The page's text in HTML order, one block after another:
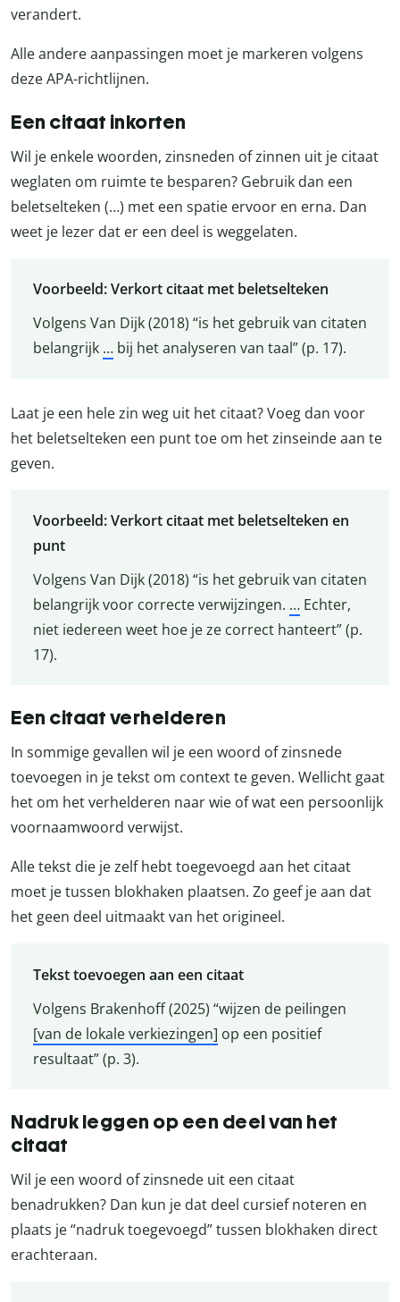
verandert.
Alle andere aanpassingen moet je markeren volgens
deze APA-richtlijnen.
Een citaat inkorten
Wil je enkele woorden, zinsneden of zinnen uit je citaat
weglaten om ruimte te besparen? Gebruik dan een
beletselteken (…) met een spatie ervoor en erna. Dan
weet je lezer dat er een deel is weggelaten.
Voorbeeld: Verkort citaat met beletselteken
Volgens Van Dijk (2018) “is het gebruik van citaten
belangrijk …bij het analyseren van taal” (p. 17).
Laat je een hele zin weg uit het citaat? Voeg dan voor
het beletselteken een punt toe om het zinseinde aan te
geven.
Voorbeeld: Verkort citaat met beletselteken en
punt
Volgens Van Dijk (2018) “is het gebruik van citaten
belangrijk voor correcte verwijzingen. …Echter,
niet iedereen weet hoe je ze correct hanteert” (p.
17).
Een citaat verhelderen
In sommige gevallen wil je een woord of zinsnede
toevoegen in je tekst om context te geven. Wellicht gaat
het om het verhelderen naar wie of wat een persoonlijk
voornaamwoord verwijst.
Alle tekst die je zelf hebt toegevoegd aan het citaat
moet je tussen blokhaken plaatsen. Zo geef je aan dat
het geen deel uitmaakt van het origineel.
Tekst toevoegen aan een citaat
Volgens Brakenhoff (2025) “wijzen de peilingen
[van de lokale verkiezingen] op een positief
resultaat” (p. 3).
Nadruk leggen op een deel van het
citaat
Wil je een woord of zinsnede uit een citaat
benadrukken? Dan kun je dat deel cursief noteren en
plaats je “nadruk toegevoegd” tussen blokhaken direct
erachteraan.